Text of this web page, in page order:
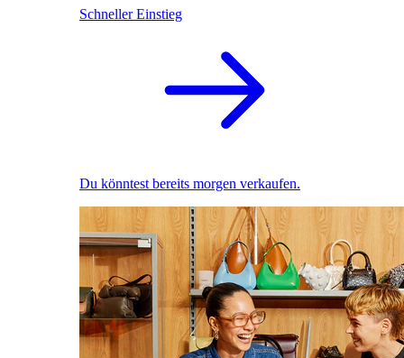
Schneller Einstieg
Du könntest bereits morgen verkaufen.